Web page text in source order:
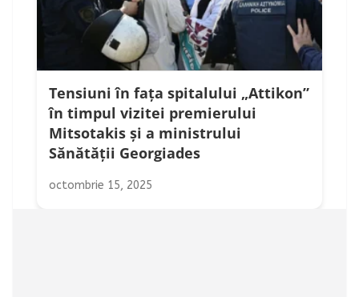
Tensiuni în fața spitalului „Attikon”
în timpul vizitei premierului
Mitsotakis și a ministrului
Sănătății Georgiades
octombrie 15, 2025